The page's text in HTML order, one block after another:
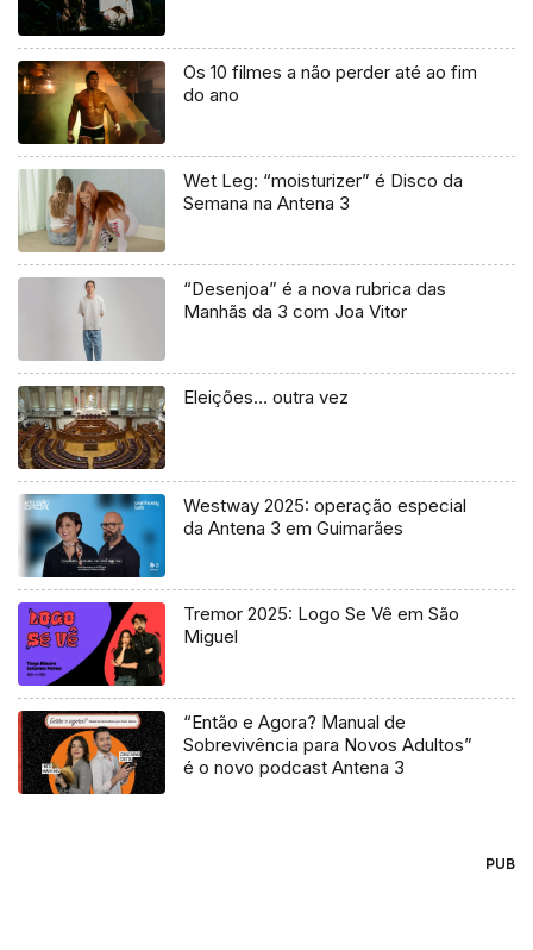
Os 10 filmes a não perder até ao fim
do ano
Wet Leg: “moisturizer” é Disco da
Semana na Antena 3
“Desenjoa” é a nova rubrica das
Manhãs da 3 com Joa Vitor
Eleições… outra vez
Westway 2025: operação especial
da Antena 3 em Guimarães
Tremor 2025: Logo Se Vê em São
Miguel
“Então e Agora? Manual de
Sobrevivência para Novos Adultos”
é o novo podcast Antena 3
PUB